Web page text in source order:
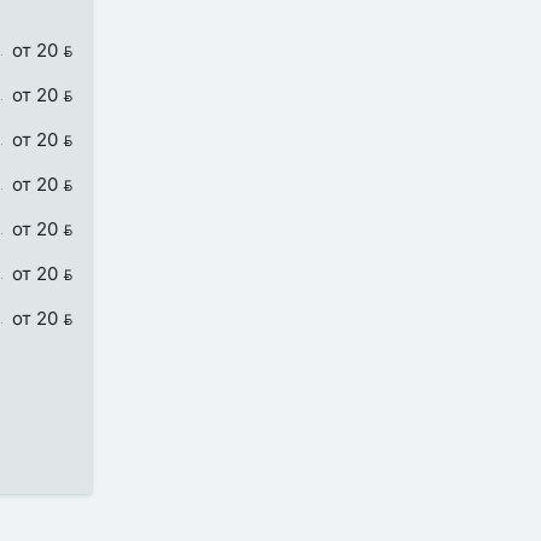
от 20 
от 20 
от 20 
от 20 
от 20 
от 20 
от 20 